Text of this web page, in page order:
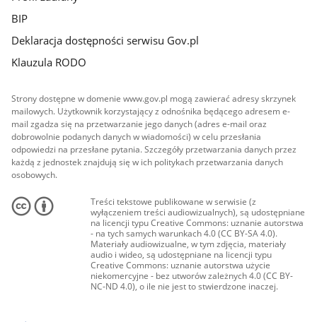
BIP
Deklaracja dostępności serwisu Gov.pl
Klauzula RODO
Strony dostępne w domenie www.gov.pl mogą zawierać adresy skrzynek
mailowych. Użytkownik korzystający z odnośnika będącego adresem e-
mail zgadza się na przetwarzanie jego danych (adres e-mail oraz
dobrowolnie podanych danych w wiadomości) w celu przesłania
odpowiedzi na przesłane pytania. Szczegóły przetwarzania danych przez
każdą z jednostek znajdują się w ich politykach przetwarzania danych
osobowych.
Treści tekstowe publikowane w serwisie (z
wyłączeniem treści audiowizualnych), są udostępniane
na licencji typu Creative Commons: uznanie autorstwa
- na tych samych warunkach 4.0 (CC BY-SA 4.0).
Materiały audiowizualne, w tym zdjęcia, materiały
audio i wideo, są udostępniane na licencji typu
Creative Commons: uznanie autorstwa użycie
niekomercyjne - bez utworów zależnych 4.0 (CC BY-
NC-ND 4.0), o ile nie jest to stwierdzone inaczej.